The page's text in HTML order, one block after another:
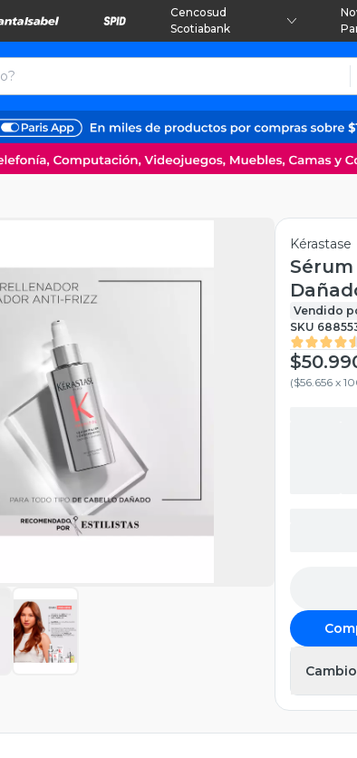
Cencosud
Scotiabank
Kérastase
Filler
Vendido
SKU
($56.656 x